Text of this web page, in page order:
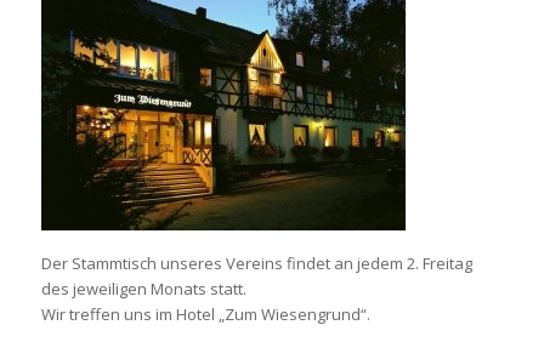
Der Stammtisch unseres Vereins findet an jedem 2. Freitag
des jeweiligen Monats statt.
Wir treffen uns im Hotel „Zum Wiesengrund“.